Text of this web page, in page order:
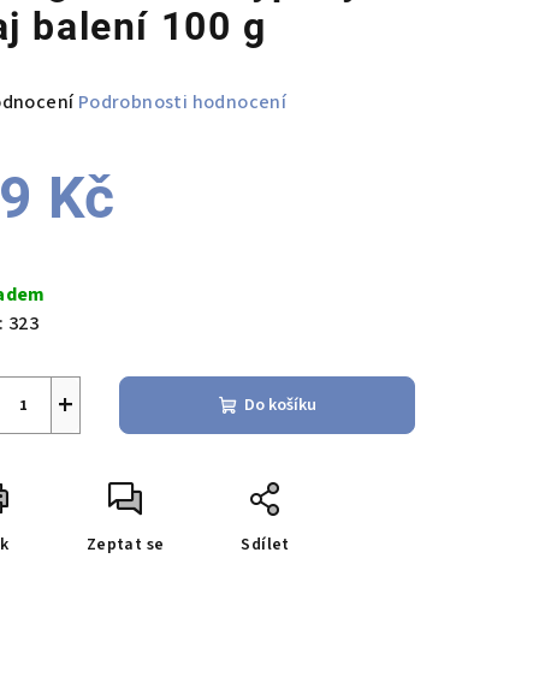
balení 100 g
Podrobnosti hodnocení
Kč
323
+ Do košíku
Zeptat se Sdílet